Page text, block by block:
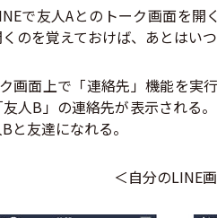
で友人Aとのトーク画面を開
のを覚えておけば、あとはい
画面上で「連絡先」機能を実
人B」の連絡先が表示される
と友達になれる。
＜自分のLINE